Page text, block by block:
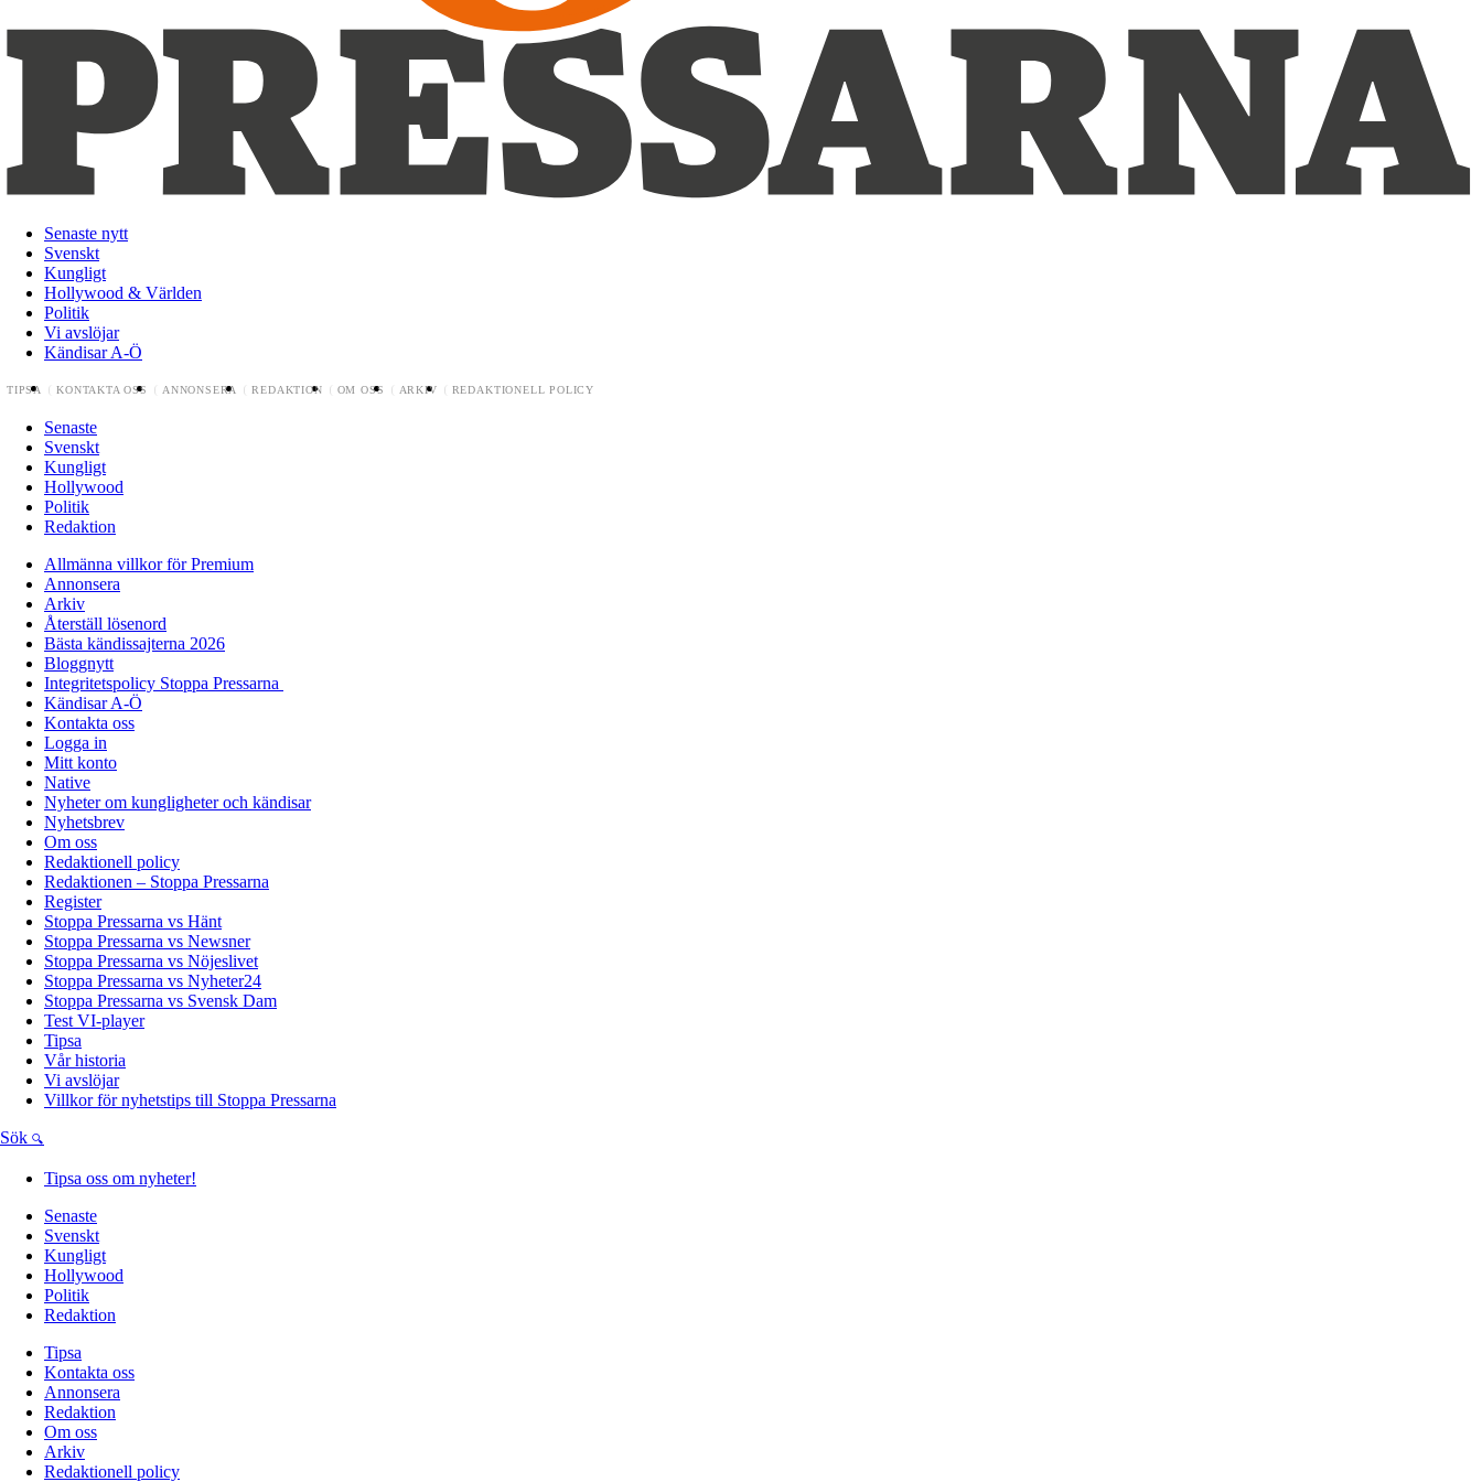
Senaste nytt
Svenskt
Kungligt
Hollywood & Världen
Politik
Vi avslöjar
Kändisar A-Ö
TIPSA KONTAKTA OSS ANNONSERA REDAKTION OM OSS ARKIV REDAKTIONELL POLICY
Senaste
Svenskt
Kungligt
Hollywood
Politik
Redaktion
Allmänna villkor för Premium
Annonsera
Arkiv
Återställ lösenord
Bästa kändissajterna 2026
Bloggnytt
Integritetspolicy Stoppa Pressarna
Kändisar A-Ö
Kontakta oss
Logga in
Mitt konto
Native
Nyheter om kungligheter och kändisar
Nyhetsbrev
Om oss
Redaktionell policy
Redaktionen – Stoppa Pressarna
Register
Stoppa Pressarna vs Hänt
Stoppa Pressarna vs Newsner
Stoppa Pressarna vs Nöjeslivet
Stoppa Pressarna vs Nyheter24
Stoppa Pressarna vs Svensk Dam
Test VI-player
Tipsa
Vår historia
Vi avslöjar
Villkor för nyhetstips till Stoppa Pressarna
Sök
Tipsa oss om nyheter!
Senaste
Svenskt
Kungligt
Hollywood
Politik
Redaktion
Tipsa
Kontakta oss
Annonsera
Redaktion
Om oss
Arkiv
Redaktionell policy